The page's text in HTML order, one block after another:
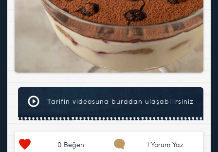
Tarifin videosuna buradan ulaşabilirsiniz
0 Beğen 1 Yorum Yaz